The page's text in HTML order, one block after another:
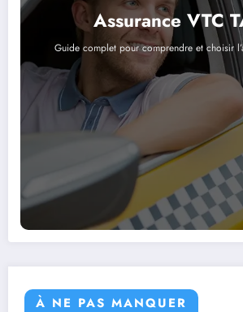
Assurance VTC
Guide complet pour comprendre et choisir
À NE PAS MANQUER